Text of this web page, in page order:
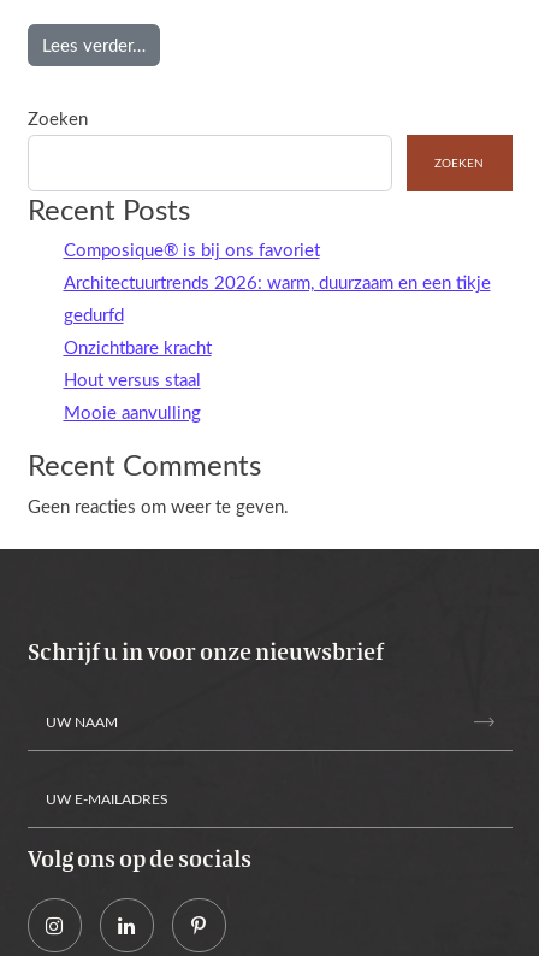
Lees verder…from Strakke dichte poort met schuttingdelen
Zoeken
ZOEKEN
Recent Posts
Composique® is bij ons favoriet
Architectuurtrends 2026: warm, duurzaam en een tikje
gedurfd
Onzichtbare kracht
Hout versus staal
Mooie aanvulling
Recent Comments
Geen reacties om weer te geven.
Schrijf u in voor onze nieuwsbrief
trending_flat
Alternative:
Volg ons op de socials